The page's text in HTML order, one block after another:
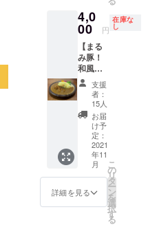
キンカ
レーを
さらに
香り豊
かにし
てくれ
ます。
名称：
無水チ
キンカ
レー 原
材料
名：鶏
モモ肉
（宮崎
産）・
トマ
味くだ
さいま
せ。 そ
して無
水チキ
ンカレ
と一緒
に【無
水チキ
ンカ
レー用
のミッ
クスス
パイ
ス】と
お手紙
を同封
徴で
す。 ま
た、一
般豚に
比べ、
冷蔵・
冷凍保
存時の
ドリッ
プ（肉
の水
分）の
出量が
少なく
「食味
の悪化
や旨み
の流
出」が
・ ご来
店され
たお客
様から
「無水
チキン
が1番美
味しい
ね〜」
「初め
て食べ
る味で
すごく
おいし
かった
「予想
以上に
ままお
肉をほ
ぐして
作りま
す。 玉
ねぎの
炒め具
合や、
スパイ
スの配
合、
各々の
具材を
入れる
タイミ
ど試行
錯誤を
でなる
べく
ピッタ
リか
オー
バーす
る場合
は「チ
ケット
＋現
金」で
ご利用
くださ
いませ
(≧▽≦)
レーを
半年間
フリー
パスで
ご利用
いただ
けま
す。 ※
こちら
のリ
ターン
は店舗
のみの
ご利用
となる
ため遠
方にお
える
「フ
リーパ
スチ
ケッ
ト」 単
品カ
レー限
定とさ
せてい
ただき
ます。
毎週変
わる週
替わり
カレー
やお好
レーを1
4,0
00 円
在庫な
し
【まる
み豚！
和風
ポーク
カ
レー】
【クラ
ウド
ファン
ディン
グ限
定】
【非売
品】【5
個セッ
ト】
支援
者：
15人
お届
け予
定：
2021
年11
月
詳細を見る
こ
の
リ
タ
ー
ン
を
選
択
す
る